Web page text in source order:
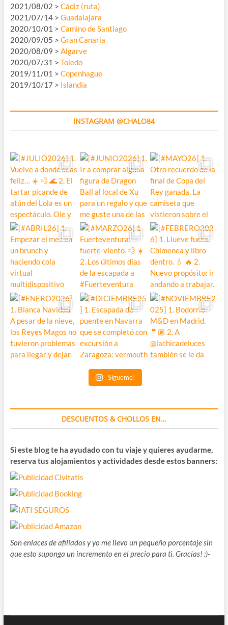
2021/08/02 > Cádiz (ruta)
2021/07/14 > Guadalajara
2020/10/01 > Camino de Santiago
2020/09/05 > Gran Canaria
2020/08/09 > Algarve
2020/07/31 > Toledo
2019/11/01 > Copenhague
2019/10/17 > Islandia
INSTAGRAM @CHALO84
Sígueme!
DESCUENTOS & CHOLLOS EN…
Si este blog te ha ayudado con tu viaje y quieres ayudarme,
reserva tus alojamientos y actividades desde estos banners:
Son enlaces de afiliados y yo me llevo un pequeño porcentaje sin
que esto suponga un incremento en el precio para ti. Gracias! :)-